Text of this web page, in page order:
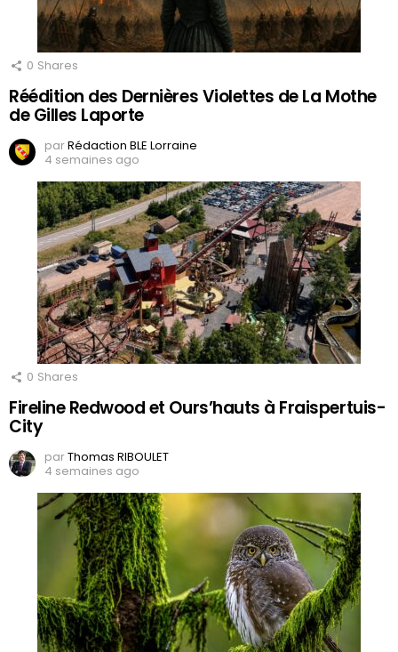
0 Shares
Réédition des Dernières Violettes de La Mothe
de Gilles Laporte
parRédaction BLE Lorraine
4 semaines ago
0 Shares
Fireline Redwood et Ours’hauts à Fraispertuis-
City
parThomas RIBOULET
4 semaines ago